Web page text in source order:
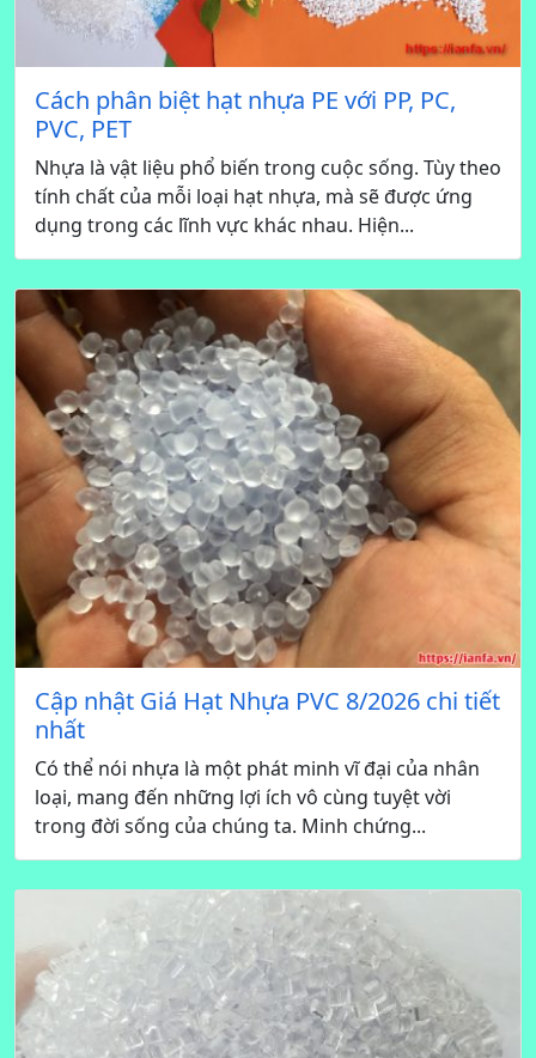
Cách phân biệt hạt nhựa PE với PP, PC,
PVC, PET
Nhựa là vật liệu phổ biến trong cuộc sống. Tùy theo
tính chất của mỗi loại hạt nhựa, mà sẽ được ứng
dụng trong các lĩnh vực khác nhau. Hiện...
Cập nhật Giá Hạt Nhựa PVC 8/2026 chi tiết
nhất
Có thể nói nhựa là một phát minh vĩ đại của nhân
loại, mang đến những lợi ích vô cùng tuyệt vời
trong đời sống của chúng ta. Minh chứng...